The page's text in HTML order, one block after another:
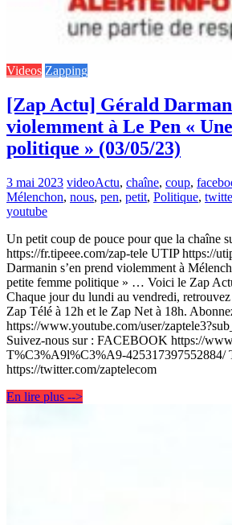
Videos Zapping
[Zap Actu] Gérald
violemment à Le Pen «
politique » (03/05/23)
3 mai 2023 videoActu, chaîne, coup,
Mélenchon, nous, pen, petit, Politique,
youtube
Un petit coup de pouce pour que la chaîne
https://fr.tipeee.com/zap-tele UTIP https://
Darmanin s’en prend violemment à
petite femme politique » … Voici le Zap
Chaque jour du lundi au vendredi,
Zap Télé à 12h et le Zap Net à 18h.
https://www.youtube.com/user/
Suivez-nous sur : FACEBOOK https://
T%C3%A9l%C3%A9-425317397552884/
https://twitter.com/zaptelecom
En lire plus -->